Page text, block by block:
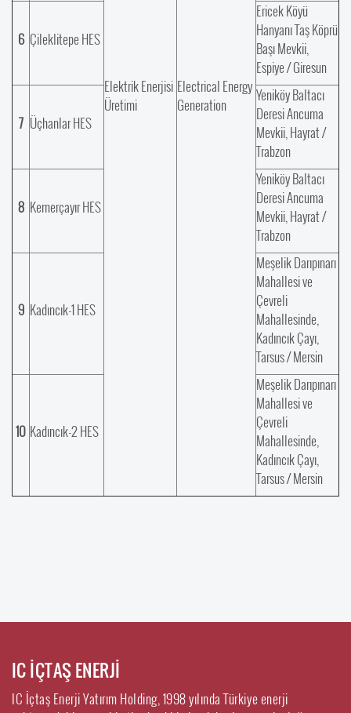
Elektrik Enerjisi
Üretimi
Electrical Energy
Generation
6 Çileklitepe HES
Ericek Köyü
Hanyanı Taş Köprü
Başı Mevkii,
Espiye / Giresun
7 Üçhanlar HES
Yeniköy Baltacı
Deresi Ancuma
Mevkii, Hayrat /
Trabzon
8 Kemerçayır HES
Yeniköy Baltacı
Deresi Ancuma
Mevkii, Hayrat /
Trabzon
9 Kadıncık-1 HES
Meşelik Darıpınarı
Mahallesi ve
Çevreli
Mahallesinde,
Kadıncık Çayı,
Tarsus / Mersin
10 Kadıncık-2 HES
Meşelik Darıpınarı
Mahallesi ve
Çevreli
Mahallesinde,
Kadıncık Çayı,
Tarsus / Mersin
IC İÇTAŞ ENERJİ
IC İçtaş Enerji Yatırım Holding, 1998 yılında Türkiye enerji